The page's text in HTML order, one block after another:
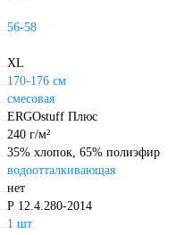
56-58
XL
170-176 см
смесовая
ERGOstuff Плюс
240 г/м²
35% хлопок, 65% полиэфир
водоотталкивающая
нет
Р 12.4.280-2014
1 шт